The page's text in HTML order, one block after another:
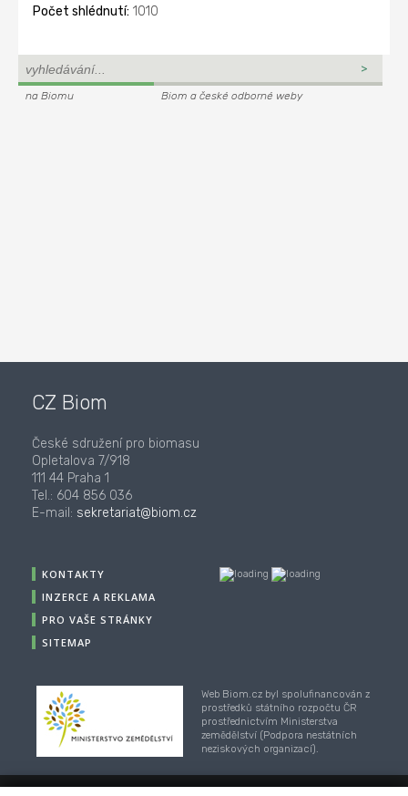
Počet shlédnutí: 1010
na Biomu Biom a české odborné weby
CZ Biom
České sdružení pro biomasu
Opletalova 7/918
111 44 Praha 1
Tel.: 604 856 036
E-mail: sekretariat@biom.cz
KONTAKTY
INZERCE A REKLAMA
PRO VAŠE STRÁNKY
SITEMAP
Web Biom.cz byl spolufinancován z
prostředků státního rozpočtu ČR
prostřednictvím Ministerstva
zemědělství (Podpora nestátních
neziskových organizací).